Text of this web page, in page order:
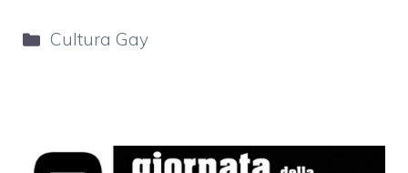
Categorie
Cultura Gay